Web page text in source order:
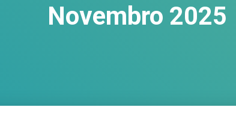
Novembro 2025